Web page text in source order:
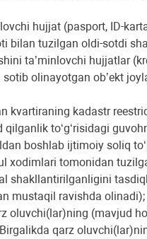
hujjat (pasport, ID-
bilan tuzilgan oldi-sotdi
ta’minlovchi hujjatlar
olinayotgan obʼekt
kvartiraning kadastr
qilganlik to‘g‘risidagi
boshlab ijtimoiy soliq
xodimlari tomonidan
shakllantirilganligini
mustaqil ravishda olinadi);
oluvchi(lar)ning (mavjud
qarz